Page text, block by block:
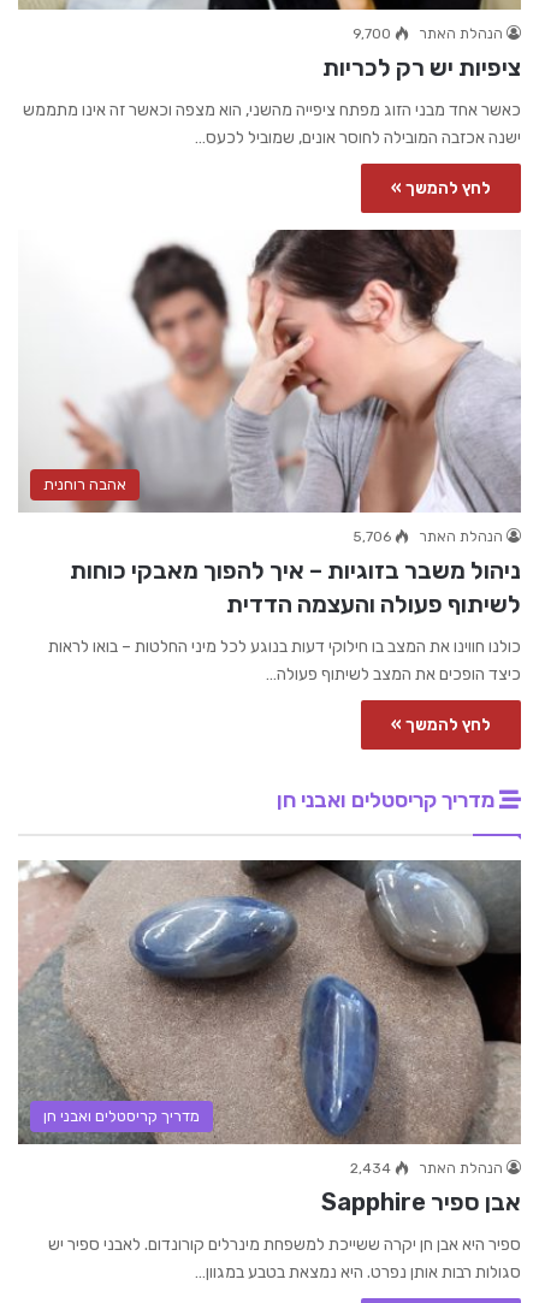
הנהלת האתר 9,700
ציפיות יש רק לכריות
כאשר אחד מבני הזוג מפתח ציפייה מהשני, הוא מצפה וכאשר זה אינו מתממש
ישנה אכזבה המובילה לחוסר אונים, שמוביל לכעס…
לחץ להמשך »
אהבה רוחנית
הנהלת האתר 5,706
ניהול משבר בזוגיות – איך להפוך מאבקי כוחות
לשיתוף פעולה והעצמה הדדית
כולנו חווינו את המצב בו חילוקי דעות בנוגע לכל מיני החלטות – בואו לראות
כיצד הופכים את המצב לשיתוף פעולה…
לחץ להמשך »
מדריך קריסטלים ואבני חן
מדריך קריסטלים ואבני חן
הנהלת האתר 2,434
אבן ספיר Sapphire
ספיר היא אבן חן יקרה ששייכת למשפחת מינרלים קורונדום. לאבני ספיר יש
סגולות רבות אותן נפרט. היא נמצאת בטבע במגוון…